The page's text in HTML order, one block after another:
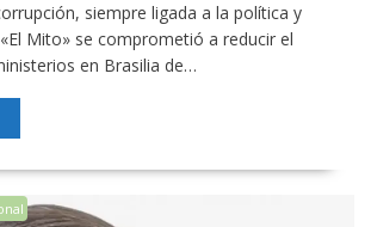
siempre ligada a la política y
Mito» se comprometió a reducir el
en Brasilia de…